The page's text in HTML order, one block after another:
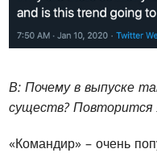
В: Почему в выпуске
существ? Повторится
«Командир» – очень